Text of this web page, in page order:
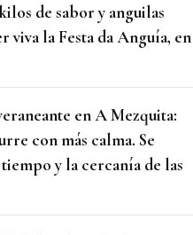
de sabor y anguilas
viva la Festa da Anguía, en
en A Mezquita:
con más calma. Se
y la cercanía de las